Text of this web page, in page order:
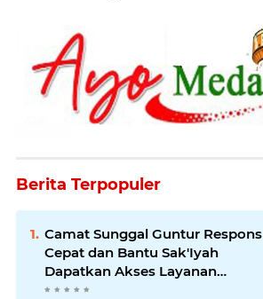
Berita Terpopuler
Camat Sunggal Guntur Respons
Cepat dan Bantu Sak'Iyah
Dapatkan Akses Layanan
Kesehatan